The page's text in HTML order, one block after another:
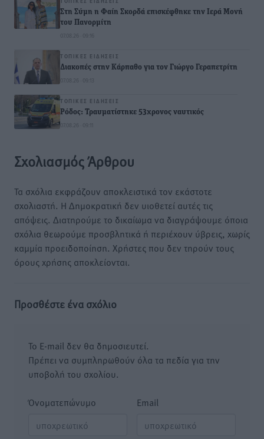
Στη Σύμη η Φαίη Σκορδά επισκέφθηκε την Ιερά Μονή
του Πανορμίτη
07.08.26 · 09:16
ΤΟΠΙΚΈΣ ΕΙΔΉΣΕΙΣ
Διακοπές στην Κάρπαθο για τον Γιώργο Γεραπετρίτη
07.08.26 · 09:13
ΤΟΠΙΚΈΣ ΕΙΔΉΣΕΙΣ
Ρόδος: Τραυματίστηκε 53χρονος ναυτικός
07.08.26 · 09:11
Σχολιασμός Άρθρου
Τα σχόλια εκφράζουν αποκλειστικά τον εκάστοτε
σχολιαστή. Η Δημοκρατική δεν υιοθετεί αυτές τις
απόψεις. Διατηρούμε το δικαίωμα να διαγράψουμε όποια
σχόλια θεωρούμε προσβλητικά ή περιέχουν ύβρεις, χωρίς
καμμία προειδοποίηση. Χρήστες που δεν τηρούν τους
όρους χρήσης αποκλείονται.
Προσθέστε ένα σχόλιο
Το E-mail δεν θα δημοσιευτεί.
Πρέπει να συμπληρωθούν όλα τα πεδία για την
υποβολή του σχολίου.
Όνοματεπώνυμο Email